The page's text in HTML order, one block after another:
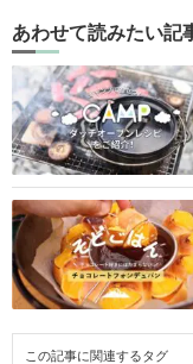
あわせて読みたい記
この記事に関連するタグ